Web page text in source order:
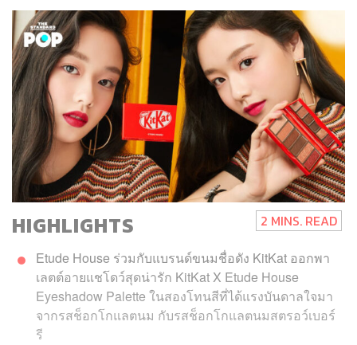
HIGHLIGHTS 2 MINS. READ
Etude House ร่วมกับแบรนด์ขนมชื่อดัง KitKat ออกพา
เลตต์อายแชโดว์สุดน่ารัก KitKat X Etude House
Eyeshadow Palette ในสองโทนสีที่ได้แรงบันดาลใจมา
จากรสช็อกโกแลตนม กับรสช็อกโกแลตนมสตรอว์เบอร์
รี